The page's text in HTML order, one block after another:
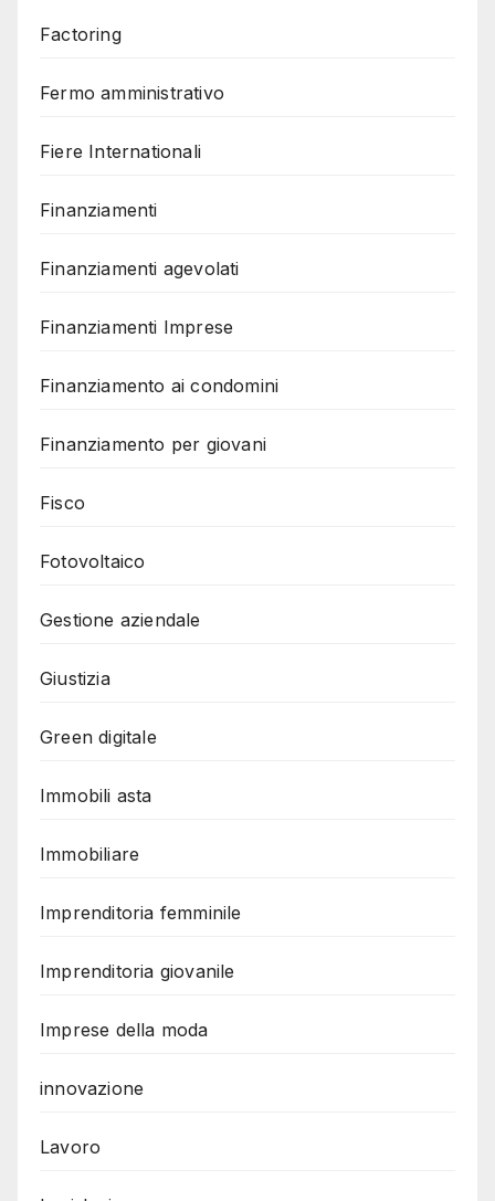
Factoring
Fermo amministrativo
Fiere Internationali
Finanziamenti
Finanziamenti agevolati
Finanziamenti Imprese
Finanziamento ai condomini
Finanziamento per giovani
Fisco
Fotovoltaico
Gestione aziendale
Giustizia
Green digitale
Immobili asta
Immobiliare
Imprenditoria femminile
Imprenditoria giovanile
Imprese della moda
innovazione
Lavoro